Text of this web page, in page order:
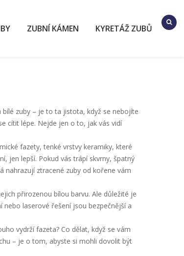
ZUBNÍ KÁMEN KYRETÁŽ ZUBŮ
bílé zuby – je to ta jistota, když se nebojíte
cítit lépe. Nejde jen o to, jak vás vidí
fazety,tenké vrstvy keramiky, které
jen lepší. Pokud vás trápí skvrny, špatný
nahrazují ztracené zuby od kořene vám
přirozenou bílou barvu. Ale důležité je
laserové řešení jsou bezpečnější a
vydrží fazeta? Co dělat, když se vám
– je o tom, abyste si mohli dovolit být